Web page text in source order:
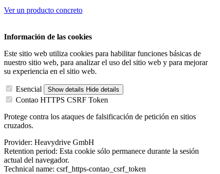
Ver un producto concreto
Información de las cookies
Este sitio web utiliza cookies para habilitar funciones básicas de
nuestro sitio web, para analizar el uso del sitio web y para mejorar
su experiencia en el sitio web.
Esencial Show details Hide details
Contao HTTPS CSRF Token
Protege contra los ataques de falsificación de petición en sitios
cruzados.
Provider: Heavydrive GmbH
Retention period: Esta cookie sólo permanece durante la sesión
actual del navegador.
Technical name: csrf_https-contao_csrf_token